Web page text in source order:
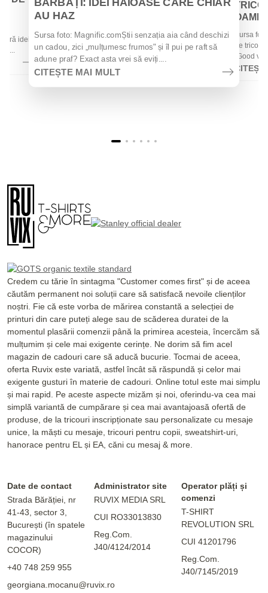
idei
BĂRBAȚI: IDEI HAIOASE CARE CHIAR
AU HAZ
Sursa foto: Magnific.comȘtii senzația aia când deschizi
un cadou, zici „mulțumesc frumos" și îl pui pe raft să
adune praf? Exact asta vrei să eviți....
CITEȘTE MAI MULT
Sursa
de
„Good
Credem cu tărie în sintagma "Customer comes first" și de aceea
căutăm permanent noi soluții care să satisfacă nevoile clienților
noștri. Fie că este vorba de mărirea constantă a selecției de
printuri din care puteți alege sau de scăderea duratei de la
momentul plasării comenzii până la primirea acesteia, încercăm să
mulțumim și cele mai exigente cerințe. Ne dorim să fim acel
magazin de cadouri care să aducă bucurie. Tocmai de aceea,
oferta Ruvix este variată, astfel încât să răspundă și celor mai
exigente gusturi în materie de cadouri. Online totul este mai simplu
și mai rapid. Pe aceste aspecte mizăm și noi, oferindu-va cea mai
simplă variantă de cumpărare și cea mai avantajoasă ofertă de
produse, de la tricouri inscripționate sau personalizate cu mesaje
unice, la măști cu mesaje, tricouri pentru copii, sweatshirt-uri,
hanorace pentru EL și EA, căni cu mesaj & more.
Date de contact
Strada Bărăției, nr
41-43, sector 3,
București (în spatele
magazinului
COCOR)
+40 748 259 955
georgiana.mocanu@ruvix.ro
Administrator site
RUVIX MEDIA SRL
CUI RO33013830
Reg.Com.
J40/4124/2014
Operator plăți și
comenzi
T-SHIRT
REVOLUTION SRL
CUI 41201796
Reg.Com.
J40/7145/2019